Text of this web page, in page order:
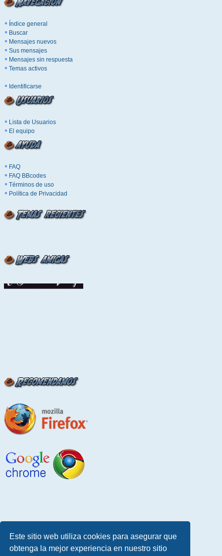
Este sitio web utiliza cookies para asegurar que
obtenga la mejor experiencia en nuestro sitio
Índice general
Buscar
Mensajes nuevos
Sus mensajes
Mensajes sin respuesta
Temas activos
Identificarse
Lista de Usuarios
El equipo
FAQ
FAQ BBcodes
Términos de uso
Política de Privacidad